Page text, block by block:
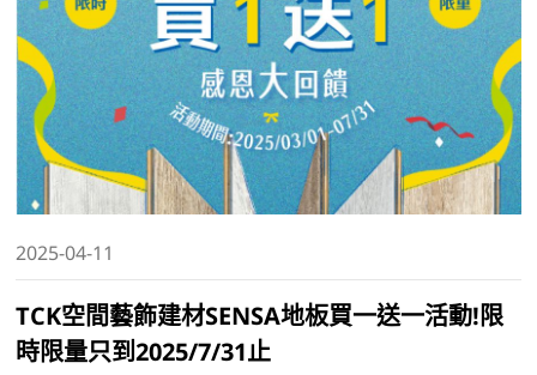
2025-04-11
TCK空間藝飾建材SENSA地板買一送一活動!限
時限量只到2025/7/31止